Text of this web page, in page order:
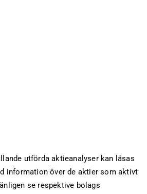
utförda aktieanalyser kan läsas
information över de aktier som aktivt
se respektive bolags